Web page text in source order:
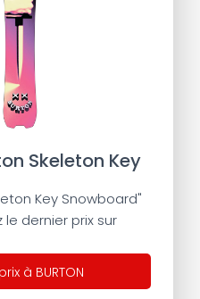
Skeleton Key
Key Snowboard"
le dernier prix sur
à BURTON